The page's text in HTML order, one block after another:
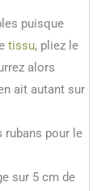
puisque
tissu, pliez le
alors
ait autant sur
rubans pour le
sur 5 cm de